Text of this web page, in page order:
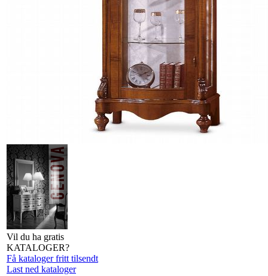
Vil du ha gratis
KATALOGER?
Få kataloger fritt tilsendt
Last ned kataloger